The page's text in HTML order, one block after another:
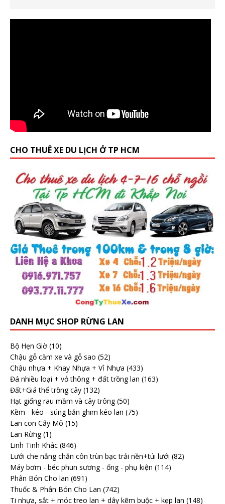
CHO THUÊ XE DU LỊCH Ở TP HCM
DANH MỤC SHOP RỪNG LAN
Bộ Hẹn Giờ (10)
Chậu gỗ căm xe và gỗ sao (52)
Chậu nhựa + Khay Nhựa + Vỉ Nhựa (433)
Đá nhiều loại + vỏ thông + đất trồng lan (163)
Đất+Giá thể trồng cây (132)
Hạt giống rau mầm và cây trông (50)
Kềm - kéo - súng bắn ghim kéo lan (75)
Lan con Cấy Mô (15)
Lan Rừng (1)
Linh Tinh Khác (846)
Lưới che nắng chắn côn trùn bạc trải nền+túi lưới (82)
Máy bơm - béc phun sương - ống - phụ kiện (114)
Phân Bón Cho lan (691)
Thuốc & Phân Bón Cho Lan (742)
Ti nhựa, sắt + móc treo lan + dây kẽm buộc + kẹp lan (148)